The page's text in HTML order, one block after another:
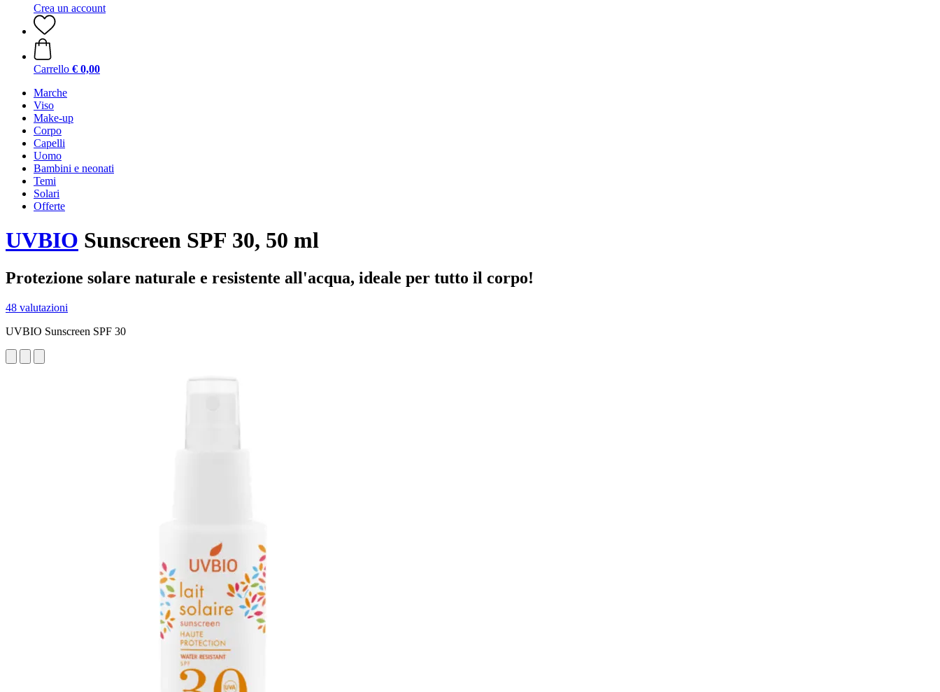
Crea un account
Carrello € 0,00
Marche
Viso
Make-up
Corpo
Capelli
Uomo
Bambini e neonati
Temi
Solari
Offerte
UVBIO Sunscreen SPF 30, 50 ml
Protezione solare naturale e resistente all'acqua, ideale per tutto il corpo!
48 valutazioni
UVBIO Sunscreen SPF 30